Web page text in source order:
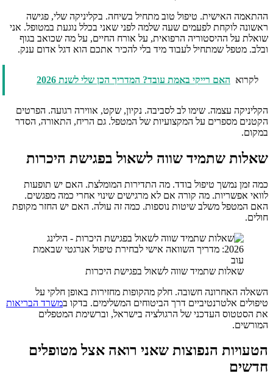
ההתאמה האישית. טיפול טוב מתחיל בשיחה. בקליניקה שלי, פגישה
ראשונה לוקחת לפעמים שעה שלמה לפני שאני בכלל נוגעת במטופל. אני
שואלת על ההיסטוריה הרפואית, על אורח החיים, על מה שכואב בגוף
ובלב. מטפל שמתחיל לעבוד מיד בלי להכיר אתכם הוא דגל אדום ענק.
לקרוא האם רייקי באמת עובד? המדריך הכן שלי לשנת 2026
הקליניקה עצמה. שימו לב לסביבה. נקיון, שקט, אווירה רגועה. הפרטים
הקטנים מספרים על המקצועיות של המטפל. גם הריח, התאורה, הסדר
במקום.
שאלות שתמיד שווה לשאול בפגישת היכרות
כמה זמן נמשך טיפול בודד. מה התדירות המומלצת. האם יש תופעות
לוואי אפשריות. מה קורה אם לא מרגישים שינוי אחרי כמה מפגשים.
האם המטפל משלב שיטות נוספות. כמה זה עולה. האם יש החזר מקופת
חולים.
שאלות שתמיד שווה לשאול בפגישת היכרות
השאלה האחרונה חשובה. חלק מהקופות מחזירות באופן חלקי על
טיפולים אלטרנטיביים דרך הביטוחים המשלימים. בדקו במשרד הבריאות
את הסטטוס העדכני של הרגולציה בישראל, וברשימת המטפלים
המורשים.
הטעויות הנפוצות שאני רואה אצל מטופלים
חדשים